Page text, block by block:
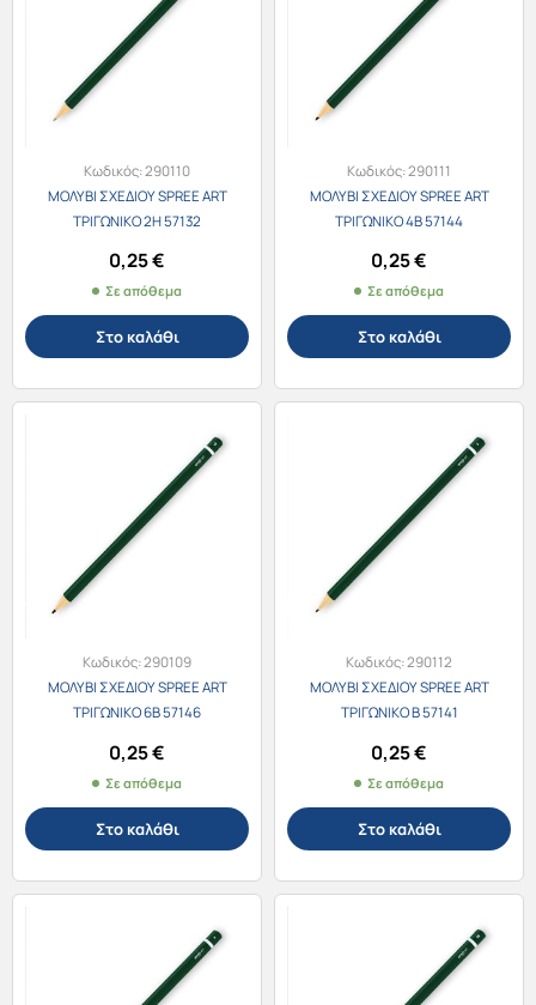
Κωδικός:290110
ΜΟΛΥΒΙ ΣΧΕΔΙΟΥ SPREE ART
ΤΡΙΓΩΝΙΚΟ 2H 57132
0,25€
Σε απόθεμα
Στο καλάθι
Κωδικός:290111
ΜΟΛΥΒΙ ΣΧΕΔΙΟΥ SPREE ART
ΤΡΙΓΩΝΙΚΟ 4B 57144
0,25€
Σε απόθεμα
Στο καλάθι
Κωδικός:290109
ΜΟΛΥΒΙ ΣΧΕΔΙΟΥ SPREE ART
ΤΡΙΓΩΝΙΚΟ 6B 57146
0,25€
Σε απόθεμα
Στο καλάθι
Κωδικός:290112
ΜΟΛΥΒΙ ΣΧΕΔΙΟΥ SPREE ART
ΤΡΙΓΩΝΙΚΟ B 57141
0,25€
Σε απόθεμα
Στο καλάθι